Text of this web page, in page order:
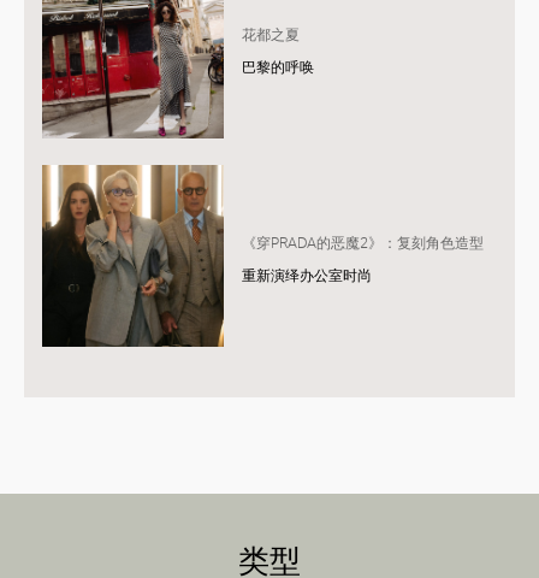
花都之夏
巴黎的呼唤
《穿PRADA的恶魔2》：复刻角色造型
重新演绎办公室时尚
类型